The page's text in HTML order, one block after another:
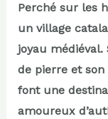
Perché sur les
un village
joyau médiéval.
de pierre et
font une
amoureux